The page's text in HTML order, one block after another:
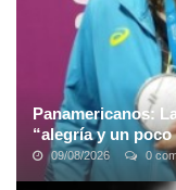
Panamericanos:
“alegría y un
09/08/2026 0
“Queda alegría y un